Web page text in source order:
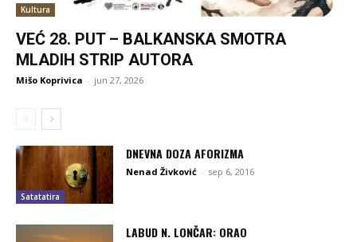
Kultura
VEĆ 28. PUT – BALKANSKA SMOTRA
MLADIH STRIP AUTORA
Mišo Koprivica - jun 27, 2026
Satatatira
DNEVNA DOZA AFORIZMA
Nenad Živković - sep 6, 2016
LABUD N. LONČAR: ORAO